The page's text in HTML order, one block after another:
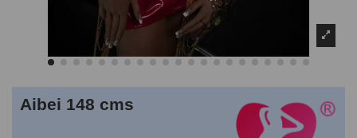
Aibei 148 cms